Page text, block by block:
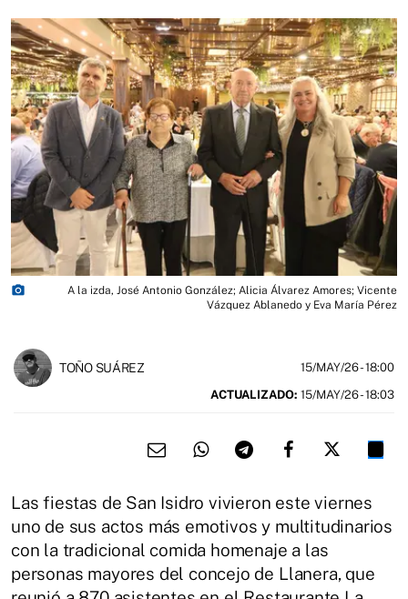
photo_camera
A la izda, José Antonio González; Alicia Álvarez Amores; Vicente
Vázquez Ablanedo y Eva María Pérez
TOÑO SUÁREZ 15/MAY/26- 18:00
ACTUALIZADO: 15/MAY/26 - 18:03
Las fiestas de San Isidro vivieron este viernes
uno de sus actos más emotivos y multitudinarios
con la tradicional comida homenaje a las
personas mayores del concejo de Llanera, que